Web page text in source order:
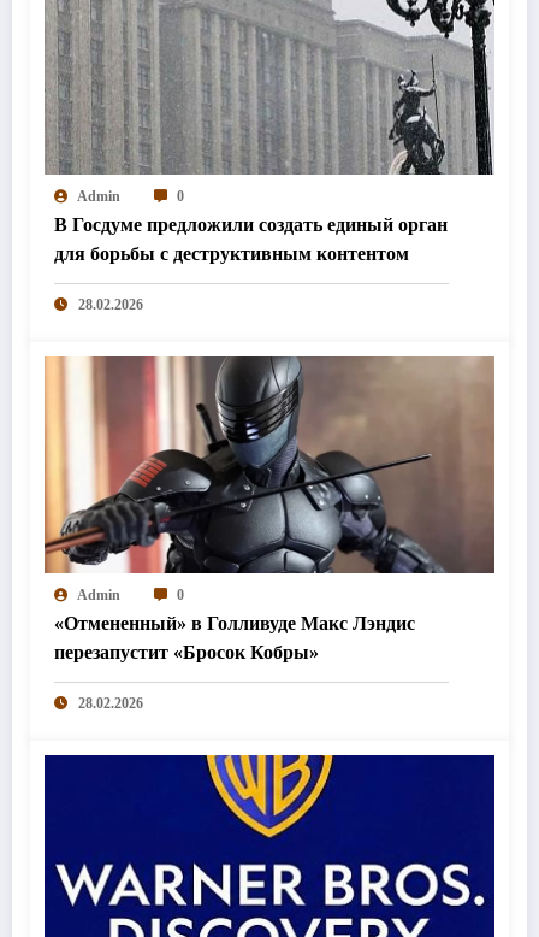
Admin 0
В Госдуме предложили создать единый орган
для борьбы с деструктивным контентом
28.02.2026
Admin 0
«Отмененный» в Голливуде Макс Лэндис
перезапустит «Бросок Кобры»
28.02.2026